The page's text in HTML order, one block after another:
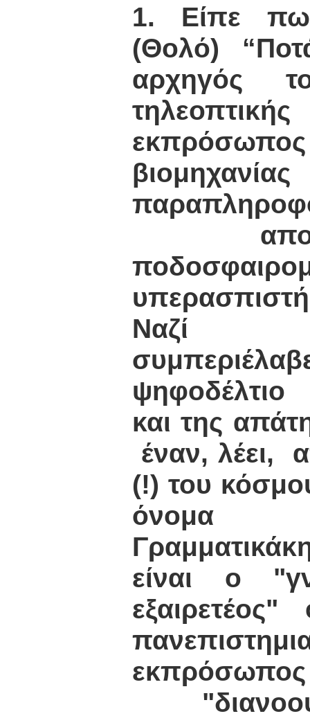
1. Είπε
(Θολό)
αρχηγός
βιομηχανίας
Ναζί
και της
έναν, λέει,
(!) του
όνομα
είναι ο